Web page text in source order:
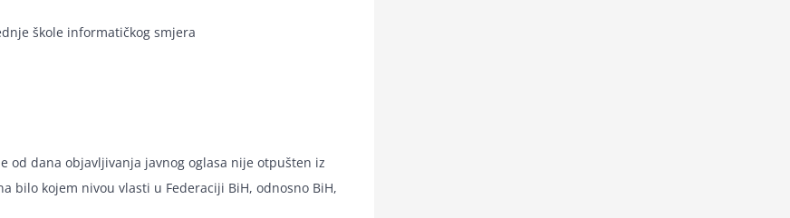
škole informatičkog smjera
od dana objavljivanja javnog oglasa nije otpušten iz
bilo kojem nivou vlasti u Federaciji BiH, odnosno BiH,